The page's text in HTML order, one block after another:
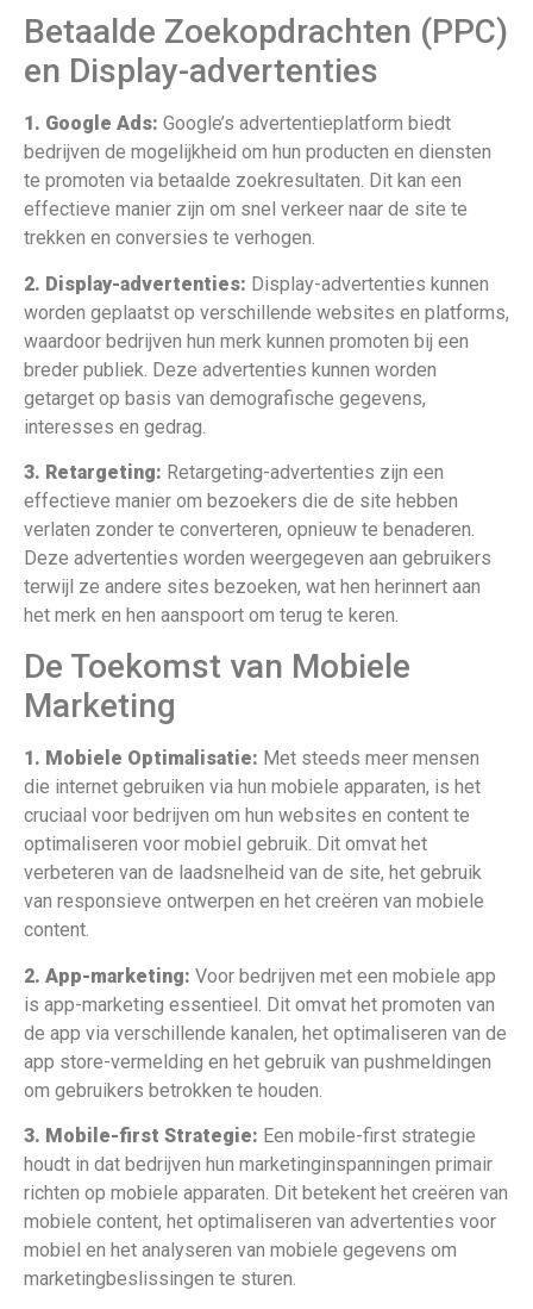
Betaalde Zoekopdrachten (PPC)
en Display-advertenties
1. Google Ads: Google’s advertentieplatform biedt
bedrijven de mogelijkheid om hun producten en diensten
te promoten via betaalde zoekresultaten. Dit kan een
effectieve manier zijn om snel verkeer naar de site te
trekken en conversies te verhogen.
2. Display-advertenties: Display-advertenties kunnen
worden geplaatst op verschillende websites en platforms,
waardoor bedrijven hun merk kunnen promoten bij een
breder publiek. Deze advertenties kunnen worden
getarget op basis van demografische gegevens,
interesses en gedrag.
3. Retargeting: Retargeting-advertenties zijn een
effectieve manier om bezoekers die de site hebben
verlaten zonder te converteren, opnieuw te benaderen.
Deze advertenties worden weergegeven aan gebruikers
terwijl ze andere sites bezoeken, wat hen herinnert aan
het merk en hen aanspoort om terug te keren.
De Toekomst van Mobiele
Marketing
1. Mobiele Optimalisatie: Met steeds meer mensen
die internet gebruiken via hun mobiele apparaten, is het
cruciaal voor bedrijven om hun websites en content te
optimaliseren voor mobiel gebruik. Dit omvat het
verbeteren van de laadsnelheid van de site, het gebruik
van responsieve ontwerpen en het creëren van mobiele
content.
2. App-marketing: Voor bedrijven met een mobiele app
is app-marketing essentieel. Dit omvat het promoten van
de app via verschillende kanalen, het optimaliseren van de
app store-vermelding en het gebruik van pushmeldingen
om gebruikers betrokken te houden.
3. Mobile-first Strategie: Een mobile-first strategie
houdt in dat bedrijven hun marketinginspanningen primair
richten op mobiele apparaten. Dit betekent het creëren van
mobiele content, het optimaliseren van advertenties voor
mobiel en het analyseren van mobiele gegevens om
marketingbeslissingen te sturen.